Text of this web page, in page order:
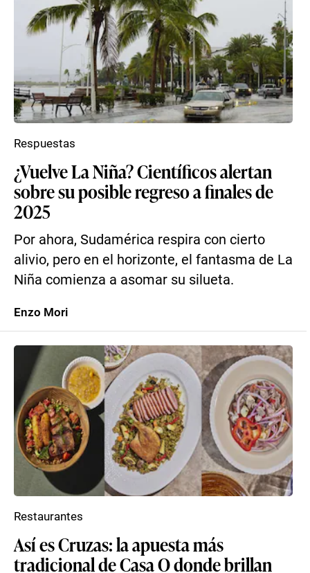
¿Vuelve La Niña? Científicos alertan
sobre su posible regreso a finales de
2025
Por ahora, Sudamérica respira con cierto
alivio, pero en el horizonte, el fantasma de La
Niña comienza a asomar su silueta.
Respuestas
Enzo Mori
Así es Cruzas: la apuesta más
tradicional de Casa O donde brillan
Restaurantes